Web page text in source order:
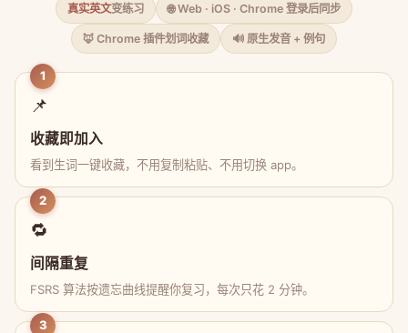
真实英文变练习 🌐 Web · iOS · Chrome 登录后同步
🦊 Chrome 插件划词收藏 🔊 原生发音 + 例句
1
📌
收藏即加入
看到生词一键收藏，不用复制粘贴、不用切换 app。
2
🔁
间隔重复
FSRS 算法按遗忘曲线提醒你复习，每次只花 2 分钟。
3